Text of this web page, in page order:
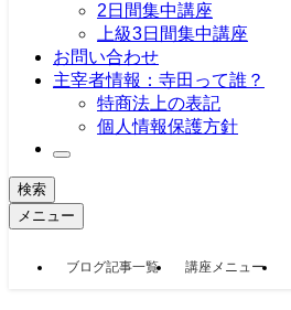
2日間集中講座
上級3日間集中講座
お問い合わせ
主宰者情報：寺田って誰？
特商法上の表記
個人情報保護方針
検索
メニュー
ブログ記事一覧 講座メニュー